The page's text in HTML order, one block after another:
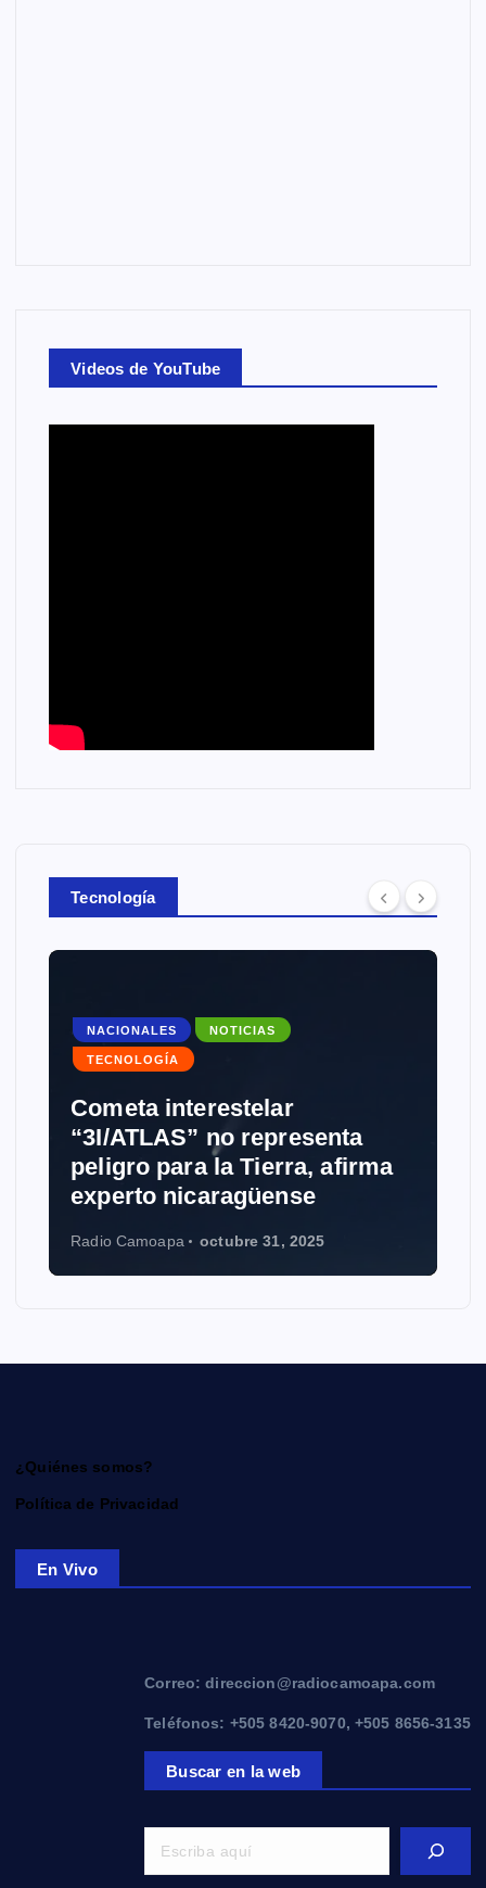
Videos de YouTube
Tecnología
NACIONALES NOTICIAS
TECNOLOGÍA
Cometa interestelar
“3I/ATLAS” no representa
peligro para la Tierra, afirma
experto nicaragüense
Radio Camoapa octubre 31, 2025
¿Quiénes somos?
Política de Privacidad
En Vivo
Correo: direccion@radiocamoapa.com
Teléfonos: +505 8420-9070, +505 8656-3135
Buscar en la web